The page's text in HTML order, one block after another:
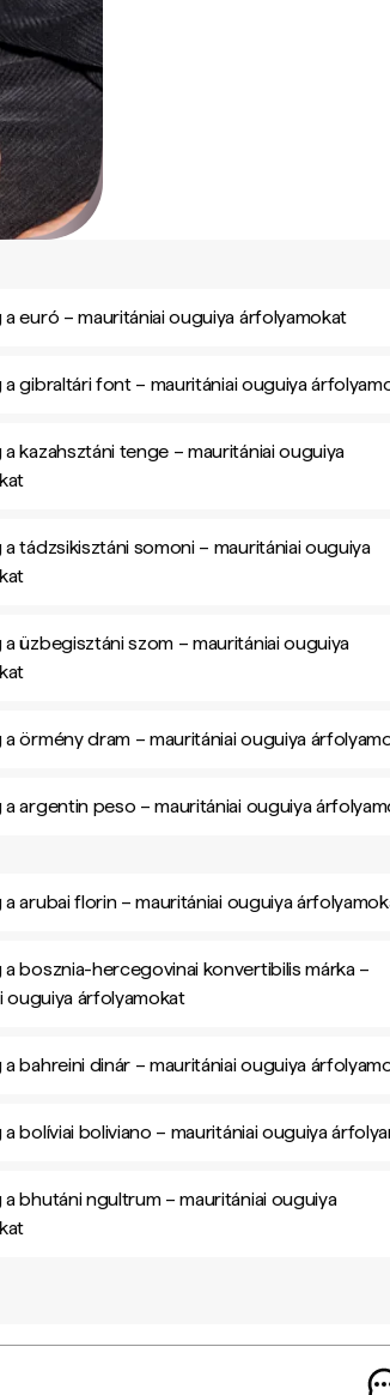
a euró – mauritániai ouguiya árfolyamokat
a gibraltári font – mauritániai ouguiya
kazahsztáni tenge – mauritániai ouguiya
tádzsikisztáni somoni – mauritániai ouguiya
a üzbegisztáni szom – mauritániai ouguiya
a örmény dram – mauritániai ouguiya
a argentin peso – mauritániai ouguiya
a arubai florin – mauritániai ouguiya
a bosznia-hercegovinai konvertibilis márka –
ouguiya árfolyamokat
bahreini dinár – mauritániai ouguiya
bolíviai boliviano – mauritániai ouguiya
a bhutáni ngultrum – mauritániai ouguiya